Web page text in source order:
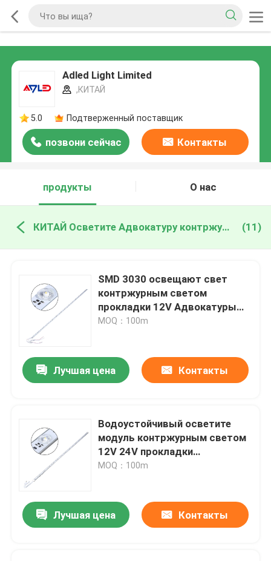
Adled Light Limited
,КИТАЙ
5.0 Подтверженный поставщик
позвони сейчас Контакты
продукты О нас
КИТАЙ Осветите Адвокатуру контржурным светом СИД (11)
SMD 3030 освещают свет
контржурным светом
прокладки 12V Адвокатуры
СИД 24V для освещения
MOQ：100m
Лучшая цена Контакты
Водоустойчивый осветите
модуль контржурным светом
12V 24V прокладки
Адвокатуры СИД для коробки
MOQ：100m
Лучшая цена Контакты